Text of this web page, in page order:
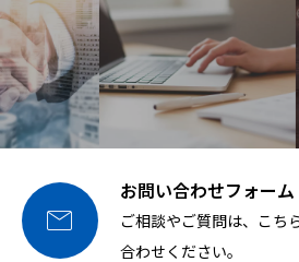

お問い合わせフォーム
ご相談やご質問は、こち
合わせください。